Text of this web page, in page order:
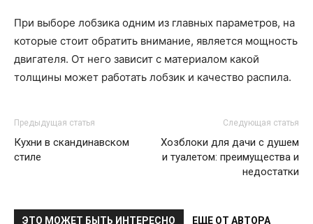
При выборе лобзика одним из главных параметров, на
которые стоит обратить внимание, является мощность
двигателя. От него зависит с материалом какой
толщины может работать лобзик и качество распила.
Предыдущая статья
Кухни в скандинавском
стиле
Следующая статья
Хозблоки для дачи с душем
и туалетом: преимущества и
недостатки
ЭТО МОЖЕТ БЫТЬ ИНТЕРЕСНО ЕЩЕ ОТ АВТОРА